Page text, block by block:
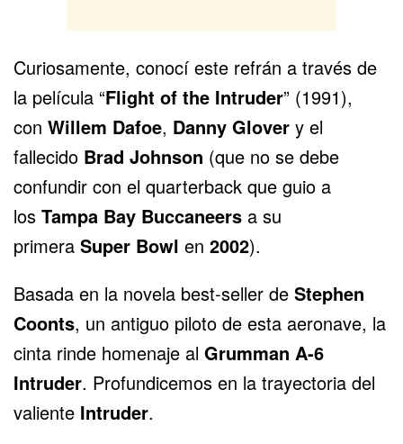
Curiosamente, conocí este refrán a través de
la película “Flight of the Intruder” (1991),
con Willem Dafoe, Danny Glover y el
fallecido Brad Johnson (que no se debe
confundir con el quarterback que guio a
los Tampa Bay Buccaneers a su
primera Super Bowl en 2002).
Basada en la novela best-seller de Stephen
Coonts, un antiguo piloto de esta aeronave, la
cinta rinde homenaje al Grumman A-6
Intruder. Profundicemos en la trayectoria del
valiente Intruder.